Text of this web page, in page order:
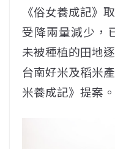
《俗女養成記》
受降兩量減少，
未被種植的田地
台南好米及稻米
米養成記》提案。